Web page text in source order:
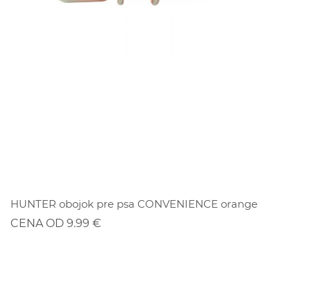
HUNTER obojok pre psa CONVENIENCE orange
CENA OD 9.99 €